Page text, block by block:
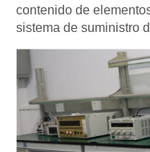
contenido de
sistema de suministro